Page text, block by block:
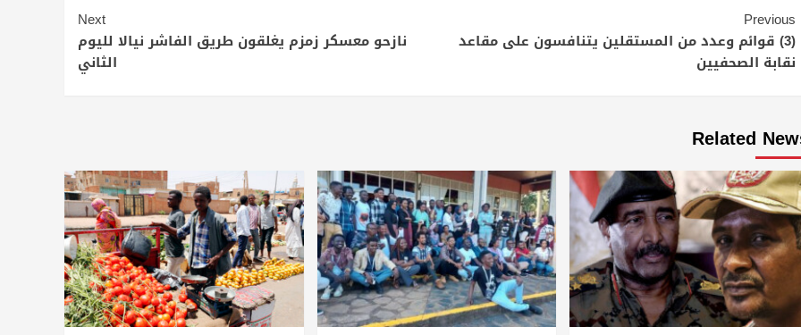
Continue
Reading
Previous
(3) قوائم وعدد من المستقلين يتنافسون على مقاعد
نقابة الصحفيين
Next
نازحو معسكر زمزم يغلقون طريق الفاشر نيالا لليوم
الثاني
Related